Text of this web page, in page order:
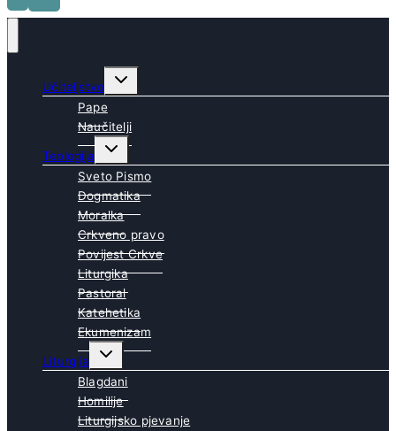
Učiteljstvo
Toggle
child
Pape
Naučitelji
Teologija
Toggle
child
menu
Sveto Pismo
Dogmatika
Moralka
Crkveno pravo
Povijest Crkve
Liturgika
Pastoral
Katehetika
Ekumenizam
Liturgija
Toggle
child
menu
Blagdani
Homilije
Liturgijsko pjevanje